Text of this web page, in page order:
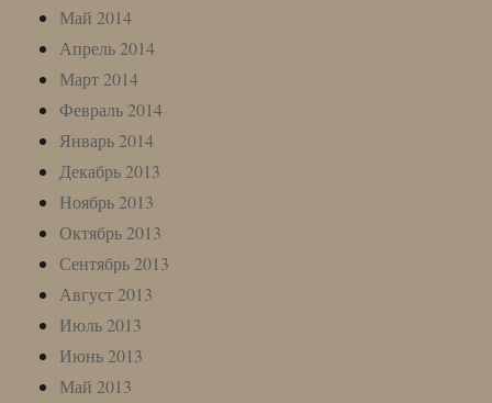
Май 2014
Апрель 2014
Март 2014
Февраль 2014
Январь 2014
Декабрь 2013
Ноябрь 2013
Октябрь 2013
Сентябрь 2013
Август 2013
Июль 2013
Июнь 2013
Май 2013